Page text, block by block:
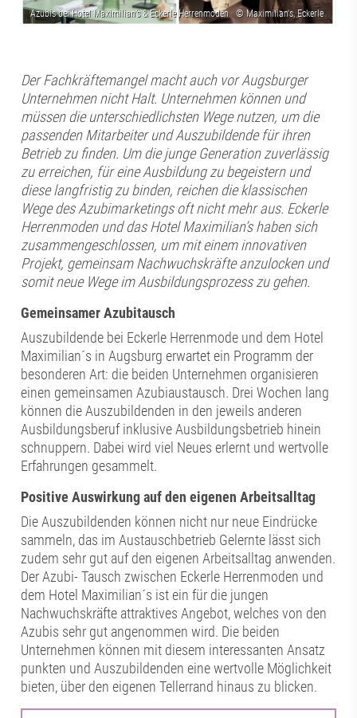
Der Fachkräftemangel macht auch vor Augsburger
Unternehmen nicht Halt. Unternehmen können und
müssen die unterschiedlichsten Wege nutzen, um die
passenden Mitarbeiter und Auszubildende für ihren
Betrieb zu finden. Um die junge Generation zuverlässig
zu erreichen, für eine Ausbildung zu begeistern und
diese langfristig zu binden, reichen die klassischen
Wege des Azubimarketings oft nicht mehr aus. Eckerle
Herrenmoden und das Hotel Maximilian’s haben sich
zusammengeschlossen, um mit einem innovativen
Projekt, gemeinsam Nachwuchskräfte anzulocken und
somit neue Wege im Ausbildungsprozess zu gehen.
Gemeinsamer Azubitausch
Auszubildende bei Eckerle Herrenmode und dem Hotel
Maximilian´s in Augsburg erwartet ein Programm der
besonderen Art: die beiden Unternehmen organisieren
einen gemeinsamen Azubiaustausch. Drei Wochen lang
können die Auszubildenden in den jeweils anderen
Ausbildungsberuf inklusive Ausbildungsbetrieb hinein
schnuppern. Dabei wird viel Neues erlernt und wertvolle
Erfahrungen gesammelt.
Positive Auswirkung auf den eigenen Arbeitsalltag
Die Auszubildenden können nicht nur neue Eindrücke
sammeln, das im Austauschbetrieb Gelernte lässt sich
zudem sehr gut auf den eigenen Arbeitsalltag anwenden.
Der Azubi- Tausch zwischen Eckerle Herrenmoden und
dem Hotel Maximilian´s ist ein für die jungen
Nachwuchskräfte attraktives Angebot, welches von den
Azubis sehr gut angenommen wird. Die beiden
Unternehmen können mit diesem interessanten Ansatz
punkten und Auszubildenden eine wertvolle Möglichkeit
bieten, über den eigenen Tellerrand hinaus zu blicken.